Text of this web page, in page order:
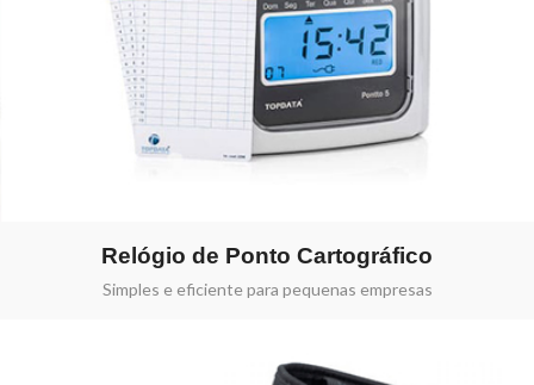
Relógio de Ponto Cartográfico
Simples e eficiente para pequenas empresas